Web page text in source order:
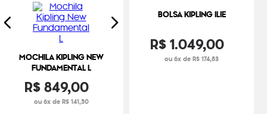
MOCHILA KIPLING NEW
FUNDAMENTAL L
R$849,00
ou 6x de R$ 141,50
BOLSA KIPLING ILIE
R$1.049,00
ou 6x de R$ 174,83